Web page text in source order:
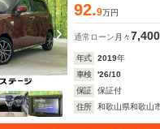
92.9万円
通常ローン 月々7,400
年式 2019年
車検
'26/10
保証
保証付
住所
和歌山県和歌山